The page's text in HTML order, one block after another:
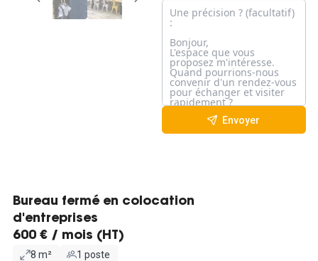
Envoyer
Bureau fermé en colocation
d'entreprises
600 € / mois (HT)
8 m²
1 poste